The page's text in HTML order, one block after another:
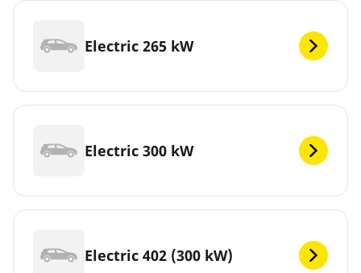
Electric 265 kW
Electric 300 kW
Electric 402 (300 kW)